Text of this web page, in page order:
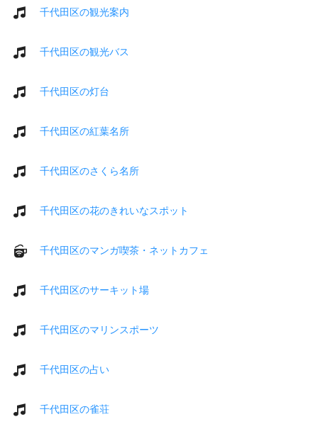
千代田区の観光案内
千代田区の観光バス
千代田区の灯台
千代田区の紅葉名所
千代田区のさくら名所
千代田区の花のきれいなスポット
千代田区のマンガ喫茶・ネットカフェ
千代田区のサーキット場
千代田区のマリンスポーツ
千代田区の占い
千代田区の雀荘